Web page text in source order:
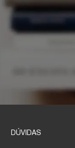
DÚVIDAS